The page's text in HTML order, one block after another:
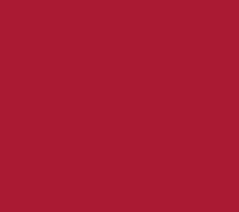
de bain
petites pièces
de toilettes